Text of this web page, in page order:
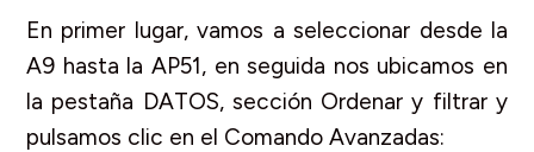
En primer lugar, vamos a seleccionar desde la
A9 hasta la AP51, en seguida nos ubicamos en
la pestaña DATOS, sección Ordenar y filtrar y
pulsamos clic en el Comando Avanzadas: